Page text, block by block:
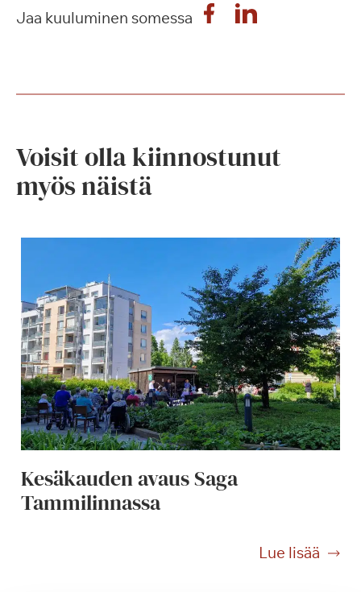
Jaa kuuluminen somessa
Voisit olla kiinnostunut
myös näistä
Kesäkauden avaus Saga
Tammilinnassa
Lue lisää
K